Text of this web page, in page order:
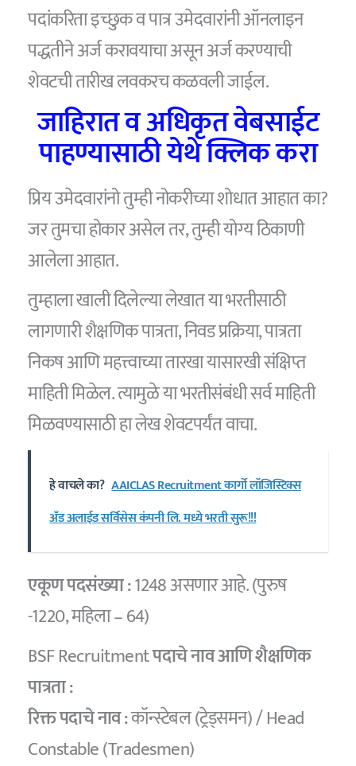
पदांकरिता इच्छुक व पात्र उमेदवारांनी ऑनलाइन
पद्धतीने अर्ज करावयाचा असून अर्ज करण्याची
शेवटची तारीख लवकरच कळवली जाईल.
जाहिरात व अधिकृत वेबसाईट
पाहण्यासाठी येथे क्लिक करा
प्रिय उमेदवारांनो तुम्ही नोकरीच्या शोधात आहात का?
जर तुमचा होकार असेल तर, तुम्ही योग्य ठिकाणी
आलेला आहात.
तुम्हाला खाली दिलेल्या लेखात या भरतीसाठी
लागणारी शैक्षणिक पात्रता, निवड प्रक्रिया, पात्रता
निकष आणि महत्त्वाच्या तारखा यासारखी संक्षिप्त
माहिती मिळेल. त्यामुळे या भरतीसंबंधी सर्व माहिती
मिळवण्यासाठी हा लेख शेवटपर्यंत वाचा.
हे वाचले का? AAICLAS Recruitment कार्गो लॉजिस्टिक्स
अँड अलाईड सर्विसेस कंपनी लि. मध्ये भरती सुरू!!!
एकूण पदसंख्या :1248 असणार आहे. (पुरुष
-1220, महिला – 64)
BSF Recruitmentपदाचे नाव आणि शैक्षणिक
पात्रता :
रिक्त पदाचे नाव :कॉन्स्टेबल (ट्रेड्समन) / Head
Constable (Tradesmen)